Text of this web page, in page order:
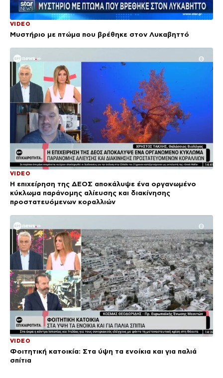
VIDEO
Μυστήριο με πτώμα που βρέθηκε στον Λυκαβηττό
VIDEO
Η επιχείρηση της ΔΕΟΣ αποκάλυψε ένα οργανωμένο
κύκλωμα παράνομης αλίευσης και διακίνησης
προστατευόμενων κοραλλιών
VIDEO
Φοιτητική κατοικία: Στα ύψη τα ενοίκια και για παλιά
σπίτια